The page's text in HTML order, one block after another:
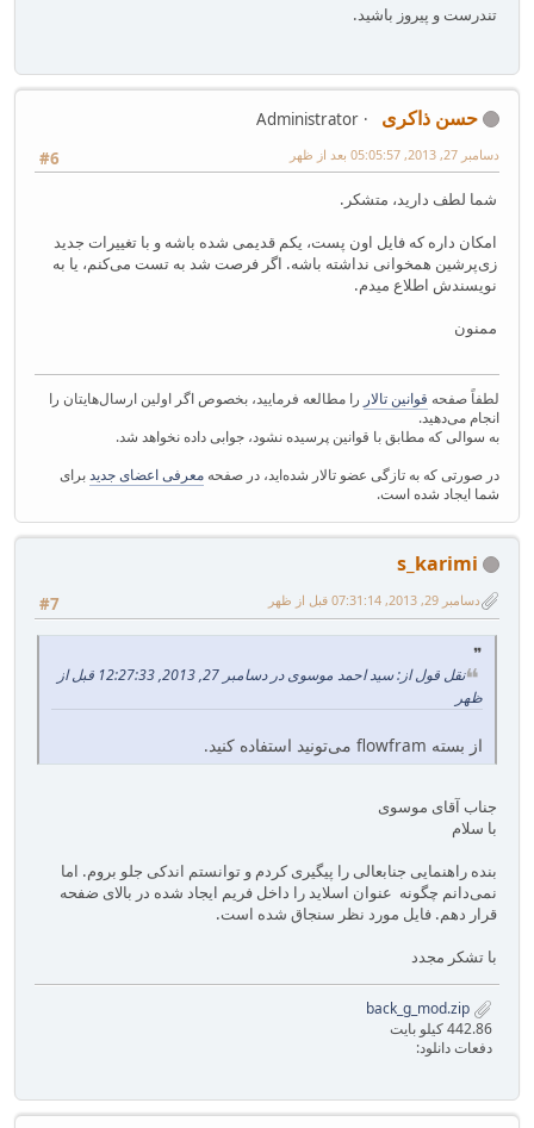
تندرست و پیروز باشید.
حسن ذاکری
Administrator
#6
دسامبر 27, 2013, 05:05:57 بعد از ظهر
شما لطف دارید، متشکر.
امکان داره که فایل اون پست، یکم قدیمی شده باشه و با تغییرات جدید
زی‌پرشین همخوانی نداشته باشه. اگر فرصت شد به تست می‌کنم، یا به
نویسندش اطلاع میدم.
ممنون
لطفاً صفحه قوانین تالار را مطالعه فرمایید، بخصوص اگر اولین ارسال‌هایتان را
انجام می‌دهید.
به سوالی که مطابق با قوانین پرسیده نشود، جوابی داده نخواهد شد.
در صورتی که به تازگی عضو تالار شده‌اید، در صفحه معرفی اعضای جدیدبرای
شما ایجاد شده است.
s_karimi
#7 دسامبر 29, 2013, 07:31:14 قبل از ظهر
نقل قول از: سید احمد موسوی در دسامبر 27, 2013, 12:27:33 قبل از
ظهر
از بسته flowfram می‌تونید استفاده کنید.
جناب آقای موسوی
با سلام
بنده راهنمایی جنابعالی را پیگیری کردم و توانستم اندکی جلو بروم. اما
نمی‌دانم چگونه عنوان اسلاید را داخل فریم ایجاد شده در بالای ضفحه
قرار دهم. فایل مورد نظر سنجاق شده است.
با تشکر مجدد
442.86 کیلو بایت
دفعات دانلود: